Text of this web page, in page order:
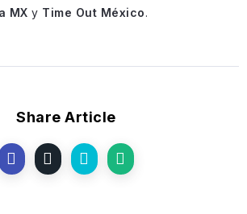
MX y Time Out México.
Share Article